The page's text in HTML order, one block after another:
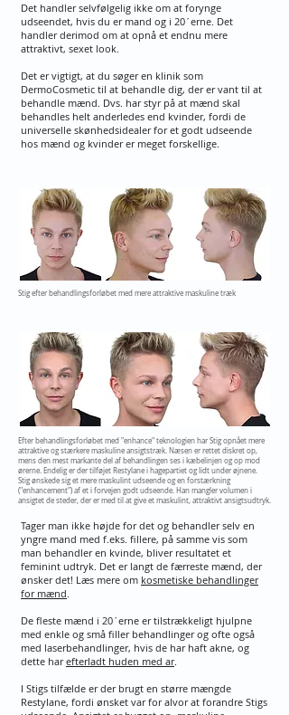
Det handler selvfølgelig ikke om at forynge
udseendet, hvis du er mand og i 20´erne. Det
handler derimod om at opnå et endnu mere
attraktivt, sexet look.
Det er vigtigt, at du søger en klinik som
DermoCosmetic til at behandle dig, der er vant til at
behandle mænd. Dvs. har styr på at mænd skal
behandles helt anderledes end kvinder, fordi de
universelle skønhedsidealer for et godt udseende
hos mænd og kvinder er meget forskellige.
Stig efter behandlingsforløbet med mere attraktive maskuline træk
Efter behandlingsforløbet med "enhance" teknologien har Stig opnået mere
attraktive og stærkere maskuline ansigtstræk. Næsen er rettet diskret op,
mens den mest markante del af behandlingen ses i kæbelinjen og op mod
ørerne. Endelig er der tilføjet Restylane i hagepartiet og lidt under øjnene.
Stig ønskede sig et mere maskulint udseende og en forstærkning
("enhancement") af et i forvejen godt udseende. Han mangler volumen i
ansigtet de steder, der er med til at give et maskulint, attraktivt ansigtsudtryk.
Tager man ikke højde for det og behandler selv en
yngre mand med f.eks. fillere, på samme vis som
man behandler en kvinde, bliver resultatet et
feminint udtryk. Det er langt de færreste mænd, der
ønsker det! Læs mere om kosmetiske behandlinger
for mænd.
De fleste mænd i 20´erne er tilstrækkeligt hjulpne
med enkle og små filler behandlinger og ofte også
med laserbehandlinger, hvis de har haft akne, og
dette harefterladt huden med ar.
I Stigs tilfælde er der brugt en større mængde
Restylane, fordi ønsket var for alvor at forandre Stigs